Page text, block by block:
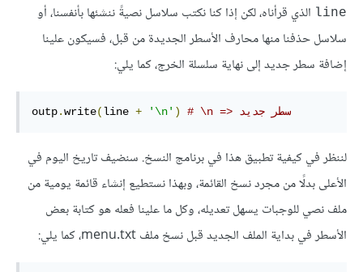
line الذي قرأناه، لكن إذا كنا نكتب سلاسل نصيةً ننشئها بأنفسنا، أو
سلاسل حذفنا منها محارف الأسطر الجديدة من قبل، فسيكون علينا
إضافة سطر جديد إلى نهاية سلسلة الخرج، كما يلي:
outp.write(line + '\n' ) # \n => سطر جديد
لننظر في كيفية تطبيق هذا في برنامج النسخ. سنضيف تاريخ اليوم في
الأعلى بدلًا من مجرد نسخ القائمة، وبهذا نستطيع إنشاء قائمة يومية من
ملف نصي للوجبات يسهل تعديله، وكل ما علينا فعله هو كتابة بعض
الأسطر في بداية الملف الجديد قبل نسخ ملف menu.txt، كما يلي: